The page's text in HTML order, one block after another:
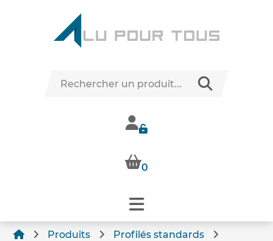
0
Produits
Profilés standards